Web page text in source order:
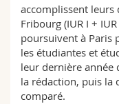
accomplissent leurs
Fribourg (IUR I + IUR
poursuivent à Paris
les étudiantes et
leur dernière
la rédaction, puis la
comparé.